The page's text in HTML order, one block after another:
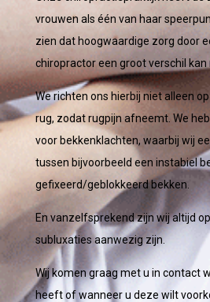
vrouwen als één van haar
zien dat hoogwaardige zorg door
chiropractor een groot verschil kan
We richten ons hierbij niet alleen
rug, zodat rugpijn afneemt. We
voor bekkenklachten, waarbij wij
tussen bijvoorbeeld een instabiel
gefixeerd/geblokkeerd bekken.
En vanzelfsprekend zijn wij altijd
subluxaties aanwezig zijn.
Wij komen graag met u in contact
heeft of wanneer u deze wilt